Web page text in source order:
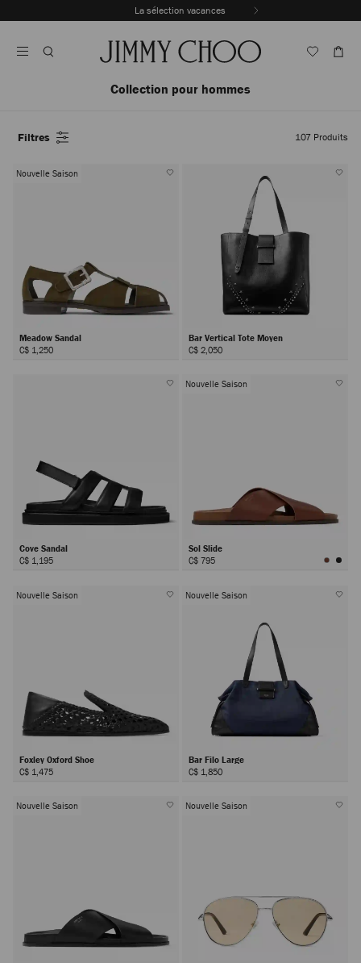
au
La sélection vacances
lecture
Collection pour hommes
Filtres 107 Produits
Nouvelle Saison
Meadow Sandal
C$ 1,250
Bar Vertical Tote Moyen
C$ 2,050
Cove Sandal
C$ 1,195
Nouvelle Saison
Sol Slide
C$ 795
Nouvelle Saison
Foxley Oxford Shoe
C$ 1,475
Nouvelle Saison
Bar Filo Large
C$ 1,850
Nouvelle Saison Nouvelle Saison